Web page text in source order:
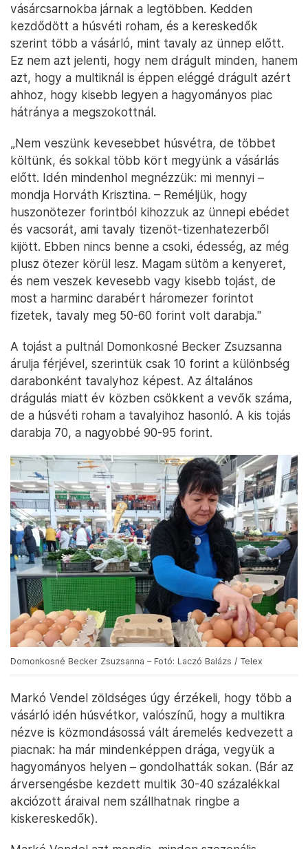
vásárcsarnokba járnak a legtöbben. Kedden
kezdődött a húsvéti roham, és a kereskedők
szerint több a vásárló, mint tavaly az ünnep előtt.
Ez nem azt jelenti, hogy nem drágult minden, hanem
azt, hogy a multiknál is éppen eléggé drágult azért
ahhoz, hogy kisebb legyen a hagyományos piac
hátránya a megszokottnál.
„Nem veszünk kevesebbet húsvétra, de többet
költünk, és sokkal több kört megyünk a vásárlás
előtt. Idén mindenhol megnézzük: mi mennyi –
mondja Horváth Krisztina. – Reméljük, hogy
huszonötezer forintból kihozzuk az ünnepi ebédet
és vacsorát, ami tavaly tizenöt-tizenhatezerből
kijött. Ebben nincs benne a csoki, édesség, az még
plusz ötezer körül lesz. Magam sütöm a kenyeret,
és nem veszek kevesebb vagy kisebb tojást, de
most a harminc darabért háromezer forintot
fizetek, tavaly meg 50-60 forint volt darabja."
A tojást a pultnál Domonkosné Becker Zsuzsanna
árulja férjével, szerintük csak 10 forint a különbség
darabonként tavalyhoz képest. Az általános
drágulás miatt év közben csökkent a vevők száma,
de a húsvéti roham a tavalyihoz hasonló. A kis tojás
darabja 70, a nagyobbé 90-95 forint.
Domonkosné Becker Zsuzsanna – Fotó: Laczó Balázs / Telex
Markó Vendel zöldséges úgy érzékeli, hogy több a
vásárló idén húsvétkor, valószínű, hogy a multikra
nézve is közmondásossá vált áremelés kedvezett a
piacnak: ha már mindenképpen drága, vegyük a
hagyományos helyen – gondolhatták sokan. (Bár az
árversengésbe kezdett multik 30-40 százalékkal
akciózott áraival nem szállhatnak ringbe a
kiskereskedők).